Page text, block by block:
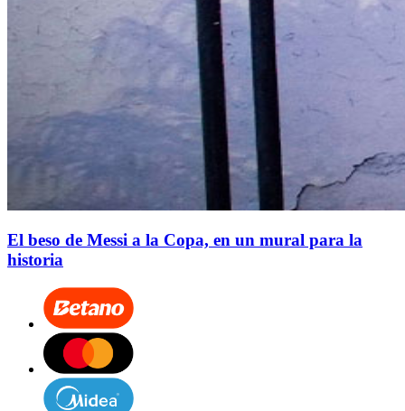
El beso de Messi a la Copa, en un mural para la
historia